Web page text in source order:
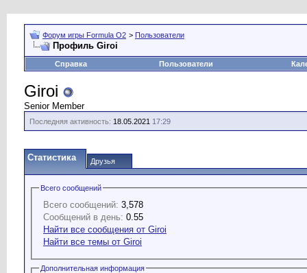
Форум игры Formula O2 > Пользователи
Профиль Giroi
Справка Пользователи
Giroi
Senior Member
Последняя активность: 18.05.2021 17:29
Статистика Друзья
Всего сообщений
Всего сообщений: 3,578
Сообщений в день: 0.55
Найти все сообщения от Giroi
Найти все темы от Giroi
Дополнительная информация